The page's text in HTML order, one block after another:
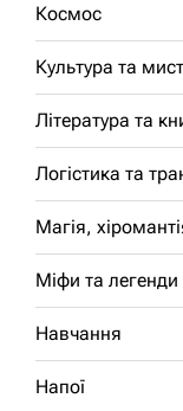
Космос
Культура та
Література та
Логістика та
Магія,
Міфи та легенди
Навчання
Напої